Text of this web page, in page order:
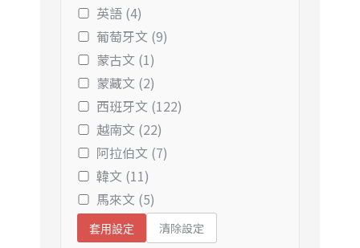
英語 (4)
葡萄牙文 (9)
蒙古文 (1)
蒙藏文 (2)
西班牙文 (122)
越南文 (22)
阿拉伯文 (7)
韓文 (11)
馬來文 (5)
套用設定 清除設定